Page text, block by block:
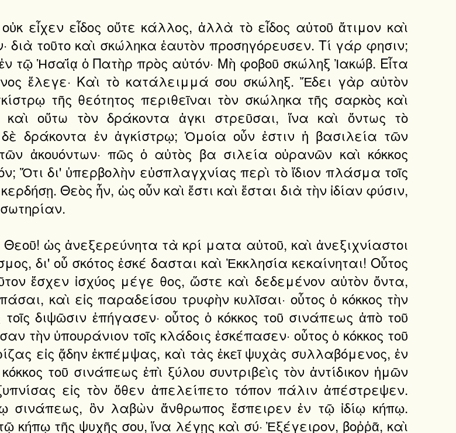
εἶχεν εἶδος οὔτε κάλλος, ἀλλὰ τὸ εἶδος αὐτοῦ ἄτιμον καὶ
τοῦτο καὶ σκώληκα ἑαυτὸν προσηγόρευσεν. Τί γάρ φησιν;
τῷ Ἡσαΐᾳ ὁ Πατὴρ πρὸς αὐτόν· Μὴ φοβοῦ σκώληξ Ἰακώβ. Εἶτα
ἔλεγε· Καὶ τὸ κατάλειμμά σου σκώληξ. Ἔδει γὰρ αὐτὸν
τῆς θεότητος περιθεῖναι τὸν σκώληκα τῆς σαρκὸς καὶ
οὕτω τὸν δράκοντα ἀγκι στρεῦσαι, ἵνα καὶ ὄντως τὸ
δράκοντα ἐν ἀγκίστρῳ; Ὁμοία οὖν ἐστιν ἡ βασιλεία τῶν
ἀκουόντων· πῶς ὁ αὐτὸς βα σιλεία οὐρανῶν καὶ κόκκος
Ὅτι δι' ὑπερβολὴν εὐσπλαγχνίας περὶ τὸ ἴδιον πλάσμα τοῖς
Θεὸς ἦν, ὡς οὖν καὶ ἔστι καὶ ἔσται διὰ τὴν ἰδίαν φύσιν,
ὡς ἀνεξερεύνητα τὰ κρί ματα αὐτοῦ, καὶ ἀνεξιχνίαστοι
δι' οὗ σκότος ἐσκέ δασται καὶ Ἐκκλησία κεκαίνηται! Οὗτος
ἔσχεν ἰσχύος μέγε θος, ὥστε καὶ δεδεμένον αὐτὸν ὄντα,
καὶ εἰς παραδείσου τρυφὴν κυλῖσαι· οὗτος ὁ κόκκος τὴν
διψῶσιν ἐπήγασεν· οὗτος ὁ κόκκος τοῦ σινάπεως ἀπὸ τοῦ
τὴν ὑπουράνιον τοῖς κλάδοις ἐσκέπασεν· οὗτος ὁ κόκκος τοῦ
εἰς ᾅδην ἐκπέμψας, καὶ τὰς ἐκεῖ ψυχὰς συλλαβόμενος, ἐν
τοῦ σινάπεως ἐπὶ ξύλου συντριβεὶς τὸν ἀντίδικον ἡμῶν
εἰς τὸν ὅθεν ἀπελείπετο τόπον πάλιν ἀπέστρεψεν.
σινάπεως, ὃν λαβὼν ἄνθρωπος ἔσπειρεν ἐν τῷ ἰδίῳ κήπῳ.
κήπῳ τῆς ψυχῆς σου, ἵνα λέγῃς καὶ σύ· Ἐξέγειρον, βοῤῥᾶ, καὶ